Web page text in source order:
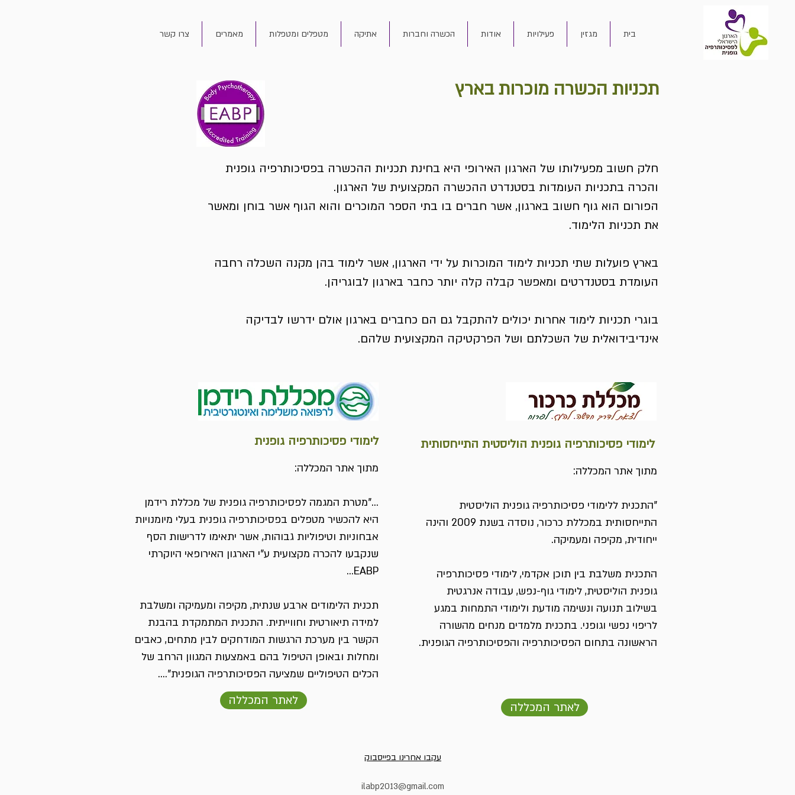
בית מגזין פעילויות אודות הכשרה וחברות אתיקה מטפלים ומטפלות מאמרים צרו קשר
תכניות הכשרה מוכרות בארץ
חלק חשוב מפעילותו של הארגון האירופי היא בחינת תכניות ההכשרה בפסיכותרפיה גופנית
והכרה בתכניות העומדות בסטנדרט ההכשרה המקצועית של הארגון.
הפורום הוא גוף חשוב בארגון, אשר חברים בו בתי הספר המוכרים והוא הגוף אשר בוחן ומאשר
את תכניות הלימוד.
בארץ פועלות שתי תכניות לימוד המוכרות על ידי הארגון, אשר לימוד בהן מקנה השכלה רחבה
העומדת בסטנדרטים ומאפשר קבלה קלה יותר כחבר בארגון לבוגריהן.
בוגרי תכניות לימוד אחרות יכולים להתקבל גם הם כחברים בארגון אולם ידרשו לבדיקה
אינדיבידואלית של השכלתם ושל הפרקטיקה המקצועית שלהם.
לימודי פסיכותרפיה גופנית
מתוך אתר המכללה:
..."מטרת המגמה לפסיכותרפיה גופנית של מכללת רידמן
היא להכשיר מטפלים בפסיכותרפיה גופנית בעלי מיומנויות
אבחוניות וטיפוליות גבוהות, אשר יתאימו לדרישות הסף
שנקבעו להכרה מקצועית ע"י הארגון האירופאי היוקרתי
EABP...
תכנית הלימודים ארבע שנתית, מקיפה ומעמיקה ומשלבת
למידה תיאורטית וחווייתית. התכנית המתמקדת בהבנת
הקשר בין מערכת הרגשות המודחקים לבין מתחים, כאבים
ומחלות ובאופן הטיפול בהם באמצעות המגוון הרחב של
הכלים הטיפוליים שמציעה הפסיכותרפיה הגופנית"....
לאתר המכללה
לימודי פסיכותרפיה גופנית הוליסטית התייחסותית
מתוך אתר המכללה:
"התכנית ללימודי פסיכותרפיה גופנית הוליסטית
התייחסותית במכללת כרכור, נוסדה בשנת 2009 והינה
ייחודית, מקיפה ומעמיקה.
התכנית משלבת בין תוכן אקדמי, לימודי פסיכותרפיה
גופנית הוליסטית, לימודי גוף-נפש, עבודה אנרגטית
בשילוב תנועה ונשימה מודעת ולימודי התמחות במגע
לריפוי נפשי וגופני. בתכנית מלמדים מנחים מהשורה
הראשונה בתחום הפסיכותרפיה והפסיכותרפיה הגופנית.
לאתר המכללה
עקבו אחרינו בפייסבוק
ilabp2013@gmail.com